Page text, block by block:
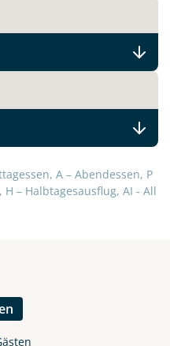
A – Abendessen, P
H – Halbtagesausflug, AI - All